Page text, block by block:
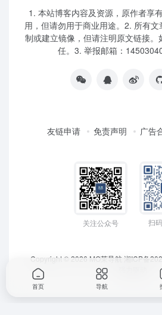
1. 本站博客内容及资源，原作者享
用，但请勿用于商业用途。2. 所有
制或建立镜像，但请注明原文链接
任。3. 举报邮箱：
友链申请 免责声明 广告
关注公众号 扫
Copyright © 2026 MO茉导航 湘ICP备
首页 导航